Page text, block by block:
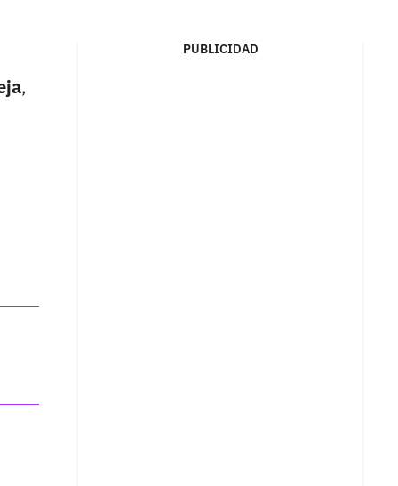
,
PUBLICIDAD